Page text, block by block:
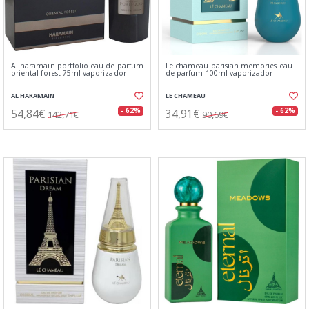
Al haramain portfolio eau de parfum
oriental forest 75ml vaporizador
AL HARAMAIN
54,84€ 142,71€ - 62%
Le chameau parisian memories eau
de parfum 100ml vaporizador
LE CHAMEAU
34,91€ 90,69€ - 62%